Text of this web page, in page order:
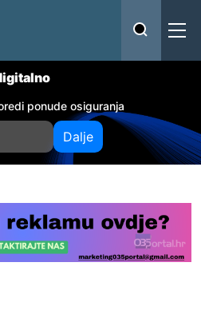
ponude osiguranja
Dalje